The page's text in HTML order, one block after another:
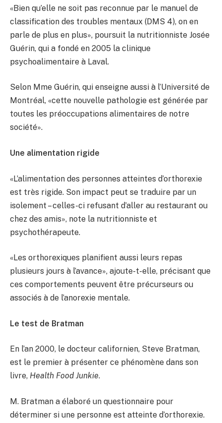
«Bien qu’elle ne soit pas reconnue par le manuel de
classification des troubles mentaux (DMS 4), on en
parle de plus en plus», poursuit la nutritionniste Josée
Guérin, qui a fondé en 2005 la clinique
psychoalimentaire à Laval.
Selon Mme Guérin, qui enseigne aussi à l’Université de
Montréal, «cette nouvelle pathologie est générée par
toutes les préoccupations alimentaires de notre
société».
Une alimentation rigide
«L’alimentation des personnes atteintes d’orthorexie
est très rigide. Son impact peut se traduire par un
isolement – celles-ci refusant d’aller au restaurant ou
chez des amis», note la nutritionniste et
psychothérapeute.
«Les orthorexiques planifient aussi leurs repas
plusieurs jours à l’avance», ajoute-t-elle, précisant que
ces comportements peuvent être précurseurs ou
associés à de l’anorexie mentale.
Le test de Bratman
En l’an 2000, le docteur californien, Steve Bratman,
est le premier à présenter ce phénomène dans son
livre, Health Food Junkie.
M. Bratman a élaboré un questionnaire pour
déterminer si une personne est atteinte d’orthorexie.